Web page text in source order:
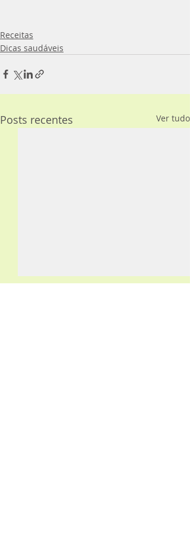
Receitas
Dicas saudáveis
Posts recentes Ver tudo